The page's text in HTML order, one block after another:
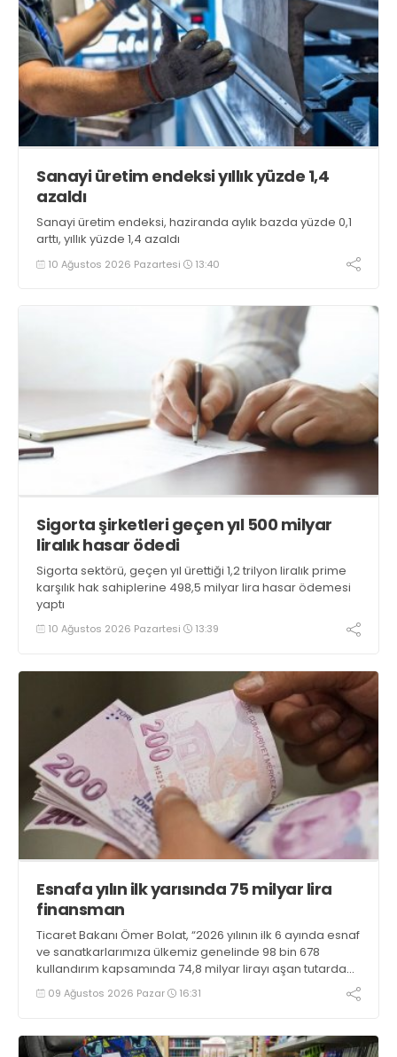
Sanayi üretim endeksi yıllık yüzde 1,4
azaldı
Sanayi üretim endeksi, haziranda aylık bazda yüzde 0,1
arttı, yıllık yüzde 1,4 azaldı
10 Ağustos 2026 Pazartesi 13:40
Sigorta şirketleri geçen yıl 500 milyar
liralık hasar ödedi
Sigorta sektörü, geçen yıl ürettiği 1,2 trilyon liralık prime
karşılık hak sahiplerine 498,5 milyar lira hasar ödemesi
yaptı
10 Ağustos 2026 Pazartesi 13:39
Esnafa yılın ilk yarısında 75 milyar lira
finansman
Ticaret Bakanı Ömer Bolat, “2026 yılının ilk 6 ayında esnaf
ve sanatkarlarımıza ülkemiz genelinde 98 bin 678
kullandırım kapsamında 74,8 milyar lirayı aşan tutarda
uygun geri ödeme koşullu finansman sağlanmıştır”
bilgisini verdi
09 Ağustos 2026 Pazar 16:31